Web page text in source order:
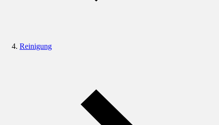
Reinigung